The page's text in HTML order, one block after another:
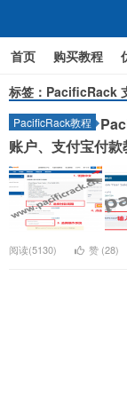
首页 购买教程
标签：PacificRack
PacificRack教程
账户、支付宝付款
阅读(5130) 赞 (28)